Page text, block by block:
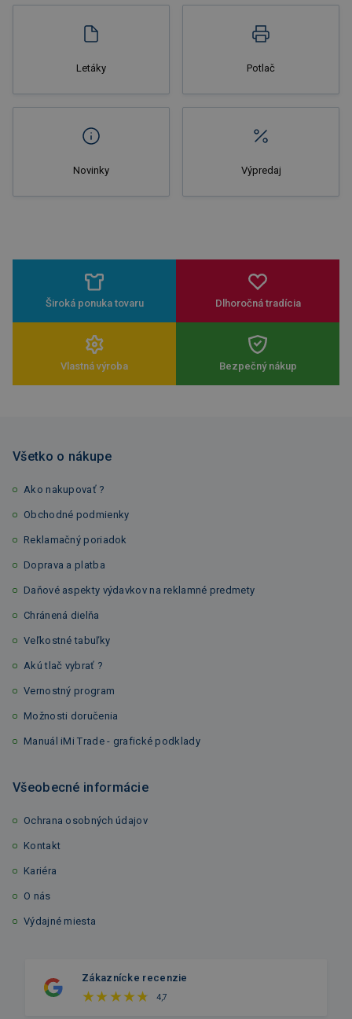
Letáky Potlač
Novinky Výpredaj
Široká ponuka tovaru Dlhoročná tradícia
Vlastná výroba Bezpečný nákup
Všetko o nákupe
Ako nakupovať ?
Obchodné podmienky
Reklamačný poriadok
Doprava a platba
Daňové aspekty výdavkov na reklamné predmety
Chránená dielňa
Veľkostné tabuľky
Akú tlač vybrať ?
Vernostný program
Možnosti doručenia
Manuál iMi Trade - grafické podklady
Všeobecné informácie
Ochrana osobných údajov
Kontakt
Kariéra
O nás
Výdajné miesta
Zákaznícke recenzie
4,7